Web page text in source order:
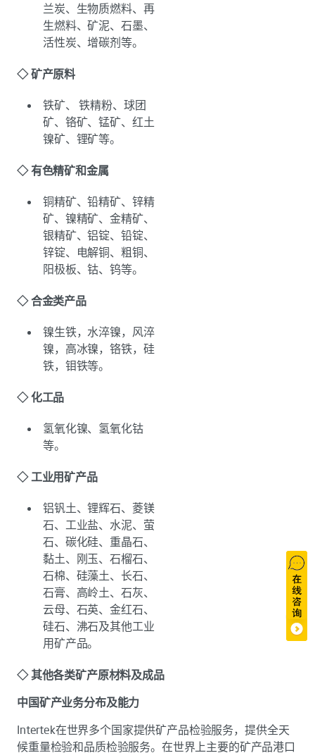
兰炭、生物质燃料、再
生燃料、矿泥、石墨、
活性炭、增碳剂等。
◇ 矿产原料
铁矿、 铁精粉、球团
矿、铬矿、锰矿、红土
镍矿、锂矿等。
◇ 有色精矿和金属
铜精矿、铅精矿、锌精
矿、镍精矿、金精矿、
银精矿、铝锭、铅锭、
锌锭、电解铜、粗铜、
阳极板、钴、钨等。
◇ 合金类产品
镍生铁，水淬镍，风淬
镍，高冰镍，铬铁，硅
铁，钼铁等。
◇化工品
氢氧化镍、氢氧化钴
等。
◇ 工业用矿产品
铝钒土、锂辉石、菱镁
石、工业盐、水泥、萤
石、碳化硅、重晶石、
黏土、刚玉、石榴石、
石棉、硅藻土、长石、
石膏、高岭土、石灰、
云母、石英、金红石、
硅石、沸石及其他工业
用矿产品。
◇ 其他各类矿产原材料及成品
中国矿产业务分布及能力
Intertek在世界多个国家提供矿产品检验服务，提供全天
候重量检验和品质检验服务。在世界上主要的矿产品港口